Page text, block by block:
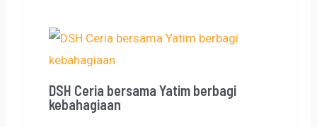
DSH Ceria bersama Yatim berbagi
kebahagiaan